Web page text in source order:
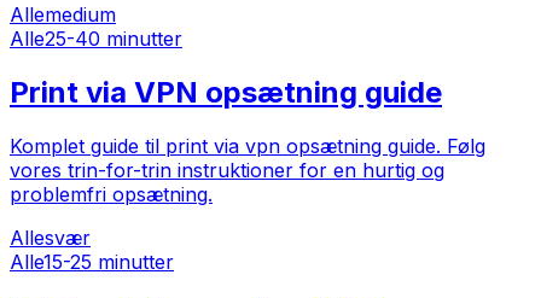
Allemedium
Alle25-40 minutter
Print via VPN opsætning guide
Komplet guide til print via vpn opsætning guide. Følg
vores trin-for-trin instruktioner for en hurtig og
problemfri opsætning.
Allesvær
Alle15-25 minutter